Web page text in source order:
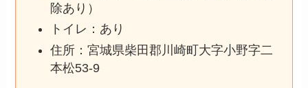
除あり）
トイレ：あり
住所：宮城県柴田郡川崎町大字小野字二
本松53-9